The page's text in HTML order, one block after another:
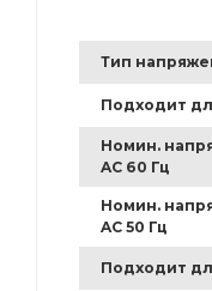
Тип
Подходит
Номин.
AC 60 Гц
Номин.
AC 50 Гц
Подходит